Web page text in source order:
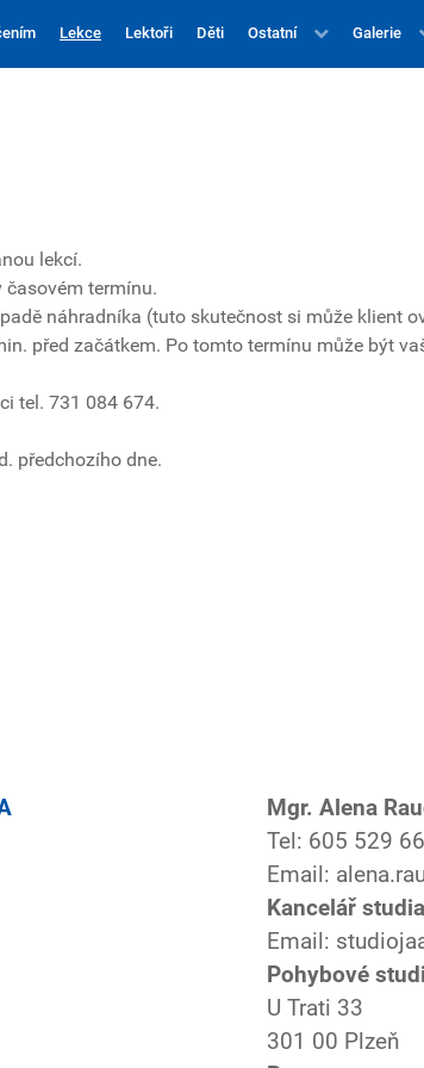
Lekce Lektoři Děti Ostatní Galerie
lekcí.
termínu.
náhradníka (tuto skutečnost si může klient
před začátkem. Po tomto termínu může být
tel. 731 084 674.
předchozího dne.
Mgr. Alena
Tel: 605 529
Email:
Kancelář
Email:
Pohybové
U Trati 33
301 00 Plzeň